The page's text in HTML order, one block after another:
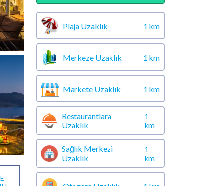
Plaja Uzaklık 1 km
Merkeze Uzaklık 1 km
Markete Uzaklık 1 km
Restaurantlara
Uzaklık
1
km
Sağlık Merkezi
Uzaklık
1
km